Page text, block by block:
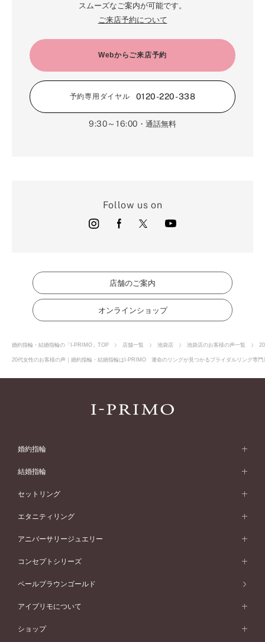
スムーズなご案内が可能です。
ご来店予約について
Webからご来店予約
予約専用ダイヤル 0120-220-338
9:30～16:00 ・通話無料
Follow us on
店舗のご案内
オンラインショップ
婚約指輪・結婚指輪の「I-PRIMO」TOP 店舗一覧 池袋店 池袋店のお客様の声一覧
20代女性のお客様の声｜婚約指輪・結婚指輪はI-PRIMO 運命のリングが見つかるブライダルリング専
婚約指輪
婚約指輪 (エンゲージリング)
婚約指輪一覧
ピンクゴールド
ペールブラウンゴールド
ウェーブライン
V字ライン
ワンサイドメレ
ダブルサイドメレ
シンプル
フェミニン
モード
50万円台～
40万円台～
婚約指輪 人気ランキング
結婚指輪
結婚指輪 (マリッジリング)
結婚指輪一覧
ピンクゴールド
ペールブラウンゴールド
ウェーブライン
V字ライン
ワンメレ
セベラルメレ
シンプル
フェミニン
50万円～
セットリング
セットリング
セットリング一覧
ピンクゴールド
ペールブラウンゴールド
エタニティリング
エタニティリング
エタニティリング一覧
ピンクゴールド
アニバーサリージュエリー
アニバーサリージュエリー
アニバーサリージュエリー一覧
ファッションリング
コンセプトシリーズ
コンセプトシリーズ
オリジンビリーフ
ペールブラウンゴールド
アイプリモについて
アイプリモについて
ショップ